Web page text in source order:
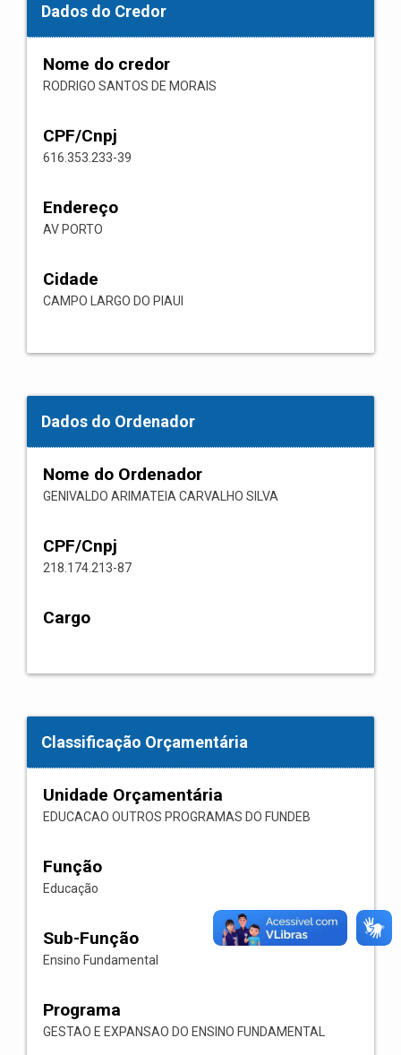
Dados do Credor
Nome do credor
RODRIGO SANTOS DE MORAIS
CPF/Cnpj
616.353.233-39
Endereço
AV PORTO
Cidade
CAMPO LARGO DO PIAUI
Dados do Ordenador
Nome do Ordenador
GENIVALDO ARIMATEIA CARVALHO SILVA
CPF/Cnpj
218.174.213-87
Cargo
Classificação Orçamentária
Unidade Orçamentária
EDUCACAO OUTROS PROGRAMAS DO FUNDEB
Função
Educação
Sub-Função
Ensino Fundamental
Programa
GESTAO E EXPANSAO DO ENSINO FUNDAMENTAL